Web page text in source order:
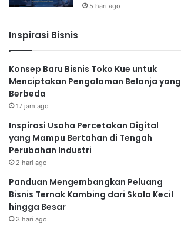
5 hari ago
Inspirasi Bisnis
Konsep Baru Bisnis Toko Kue untuk
Menciptakan Pengalaman Belanja yang
Berbeda
17 jam ago
Inspirasi Usaha Percetakan Digital
yang Mampu Bertahan di Tengah
Perubahan Industri
2 hari ago
Panduan Mengembangkan Peluang
Bisnis Ternak Kambing dari Skala Kecil
hingga Besar
3 hari ago